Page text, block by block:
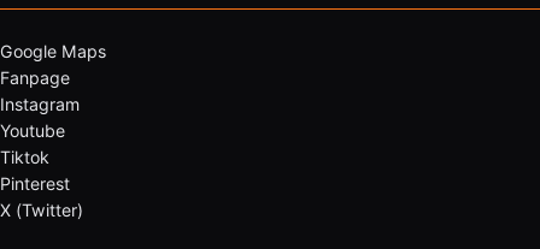
Google Maps
Fanpage
Instagram
Youtube
Tiktok
Pinterest
X (Twitter)